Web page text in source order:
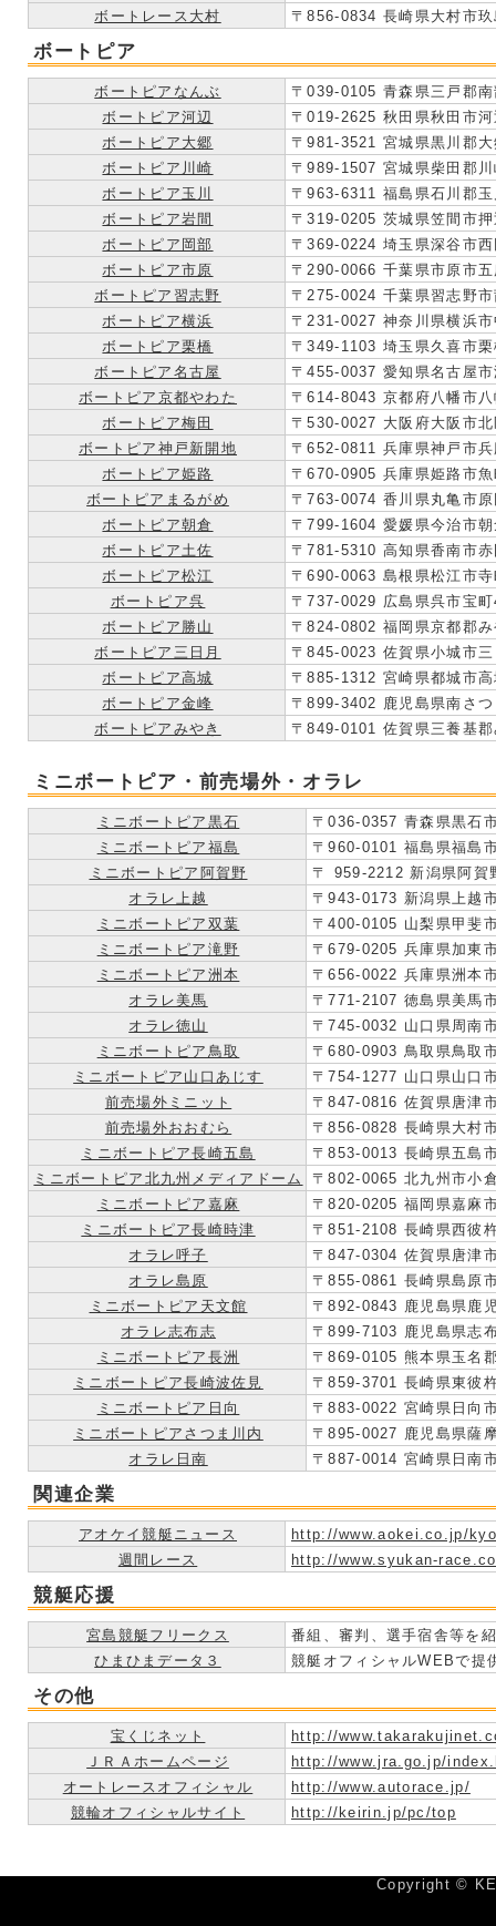
ボートレース大村
〒856-0834 長崎県大村市
ボートピア
ボートピアなんぶ
〒039-0105 青森県三戸郡
ボートピア河辺
〒019-2625 秋田県秋田市
ボートピア大郷
〒981-3521 宮城県黒川郡
ボートピア川崎
〒989-1507 宮城県柴田郡
ボートピア玉川
〒963-6311 福島県石川郡
ボートピア岩間
〒319-0205 茨城県笠間市
ボートピア岡部
〒369-0224 埼玉県深谷市
ボートピア市原
〒290-0066 千葉県市原市
ボートピア習志野
〒275-0024 千葉県習志野
ボートピア横浜
〒231-0027 神奈川県横浜
ボートピア栗橋
〒349-1103 埼玉県久喜市
ボートピア名古屋
〒455-0037 愛知県名古屋
ボートピア京都やわた
〒614-8043 京都府八幡市
ボートピア梅田
〒530-0027 大阪府大阪市
ボートピア神戸新開地
〒652-0811 兵庫県神戸市
ボートピア姫路
〒670-0905 兵庫県姫路市
ボートピアまるがめ
〒763-0074 香川県丸亀市
ボートピア朝倉
〒799-1604 愛媛県今治市
ボートピア土佐
〒781-5310 高知県香南市
ボートピア松江
〒690-0063 島根県松江市
ボートピア呉
〒737-0029 広島県呉市宝
ボートピア勝山
〒824-0802 福岡県京都郡
ボートピア三日月
〒845-0023 佐賀県小城市
ボートピア高城
〒885-1312 宮崎県都城市
ボートピア金峰
〒899-3402 鹿児島県南さ
ボートピアみやき
〒849-0101 佐賀県三養基
ミニボートピア・前売場外・オラレ
ミニボートピア黒石
〒036-0357 青森県黒石
ミニボートピア福島
〒960-0101 福島県福島
ミニボートピア阿賀野
〒 959-2212 新潟県阿賀
オラレ上越
〒943-0173 新潟県上越
ミニボートピア双葉
〒400-0105 山梨県甲斐
ミニボートピア滝野
〒679-0205 兵庫県加東
ミニボートピア洲本
〒656-0022 兵庫県洲本
オラレ美馬
〒771-2107 徳島県美馬
オラレ徳山
〒745-0032 山口県周南
ミニボートピア鳥取
〒680-0903 鳥取県鳥取
ミニボートピア山口あじす
〒754-1277 山口県山
前売場外ミニット
〒847-0816 佐賀県唐津
前売場外おおむら
〒856-0828 長崎県大村
ミニボートピア長崎五島
〒853-0013 長崎県五島
ミニボートピア北九州メディアドーム
〒802-0065 北九州市小
ミニボートピア嘉麻
〒820-0205 福岡県嘉麻
ミニボートピア長崎時津
〒851-2108 長崎県西彼
オラレ呼子
〒847-0304 佐賀県唐津
オラレ島原
〒855-0861 長崎県島原
ミニボートピア天文館
〒892-0843 鹿児島県鹿
オラレ志布志
〒899-7103 鹿児島県志
ミニボートピア長洲
〒869-0105 熊本県玉名
ミニボートピア長崎波佐見
〒859-3701 長崎県東彼
ミニボートピア日向
〒883-0022 宮崎県日向
ミニボートピアさつま川内
〒895-0027 鹿児島県薩
オラレ日南
〒887-0014 宮崎県日南
関連企業
アオケイ競艇ニュース
http://www.aokei.co.jp/
週間レース
http://www.syukan-
競艇応援
宮島競艇フリークス
番組、審判、選手宿舎等を
ひまひまデータ３
競艇オフィシャルWEBで提
その他
宝くじネット
http://
ＪＲＡホームページ
http://www.jra.go.jp/
オートレースオフィシャル
http://www.autorace.jp/
競輪オフィシャルサイト
http://keirin.jp/pc/top
Copyright ©